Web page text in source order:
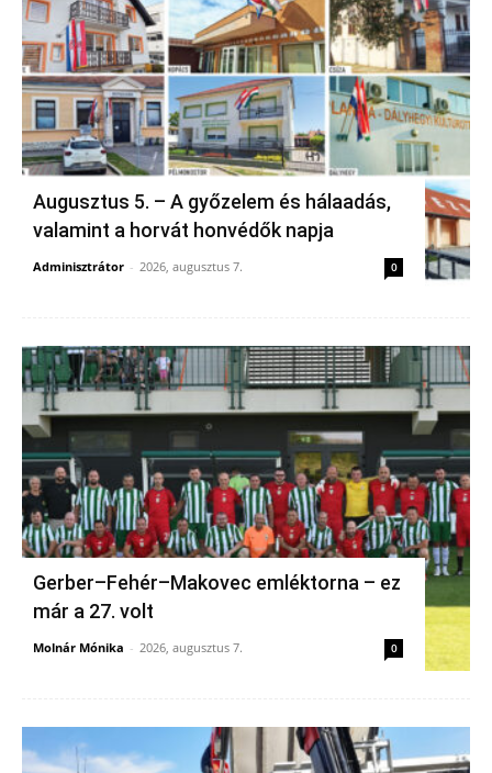
Augusztus 5. – A győzelem és hálaadás,
valamint a horvát honvédők napja
Adminisztrátor - 2026, augusztus 7. 0
Gerber–Fehér–Makovec emléktorna – ez
már a 27. volt
Molnár Mónika - 2026, augusztus 7. 0